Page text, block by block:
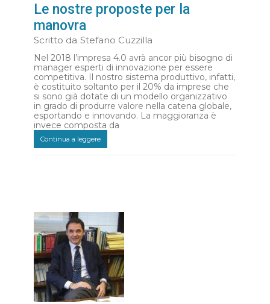
Le nostre proposte per la
manovra
Scritto da Stefano Cuzzilla
Nel 2018 l’impresa 4.0 avrà ancor più bisogno di
manager esperti di innovazione per essere
competitiva. Il nostro sistema produttivo, infatti,
è costituito soltanto per il 20% da imprese che
si sono già dotate di un modello organizzativo
in grado di produrre valore nella catena globale,
esportando e innovando. La maggioranza è
invece composta da
Continua a leggere